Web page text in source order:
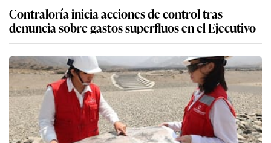
Contraloría inicia acciones de control tras
denuncia sobre gastos superfluos en el Ejecutivo